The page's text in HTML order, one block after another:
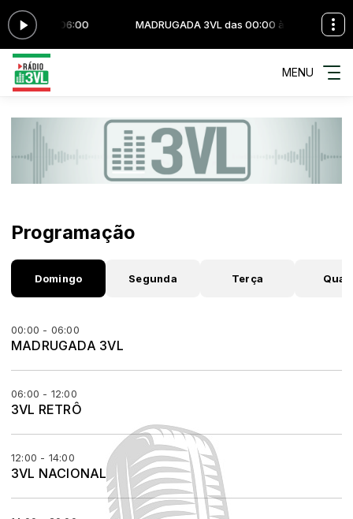
00:00 às 06:00 MADRUGADA 3VL das 00:00 às 06:00
MENU
Programação
Domingo Segunda Terça
00:00 - 06:00
MADRUGADA 3VL
06:00 - 12:00
3VL RETRÔ
12:00 - 14:00
3VL NACIONAL